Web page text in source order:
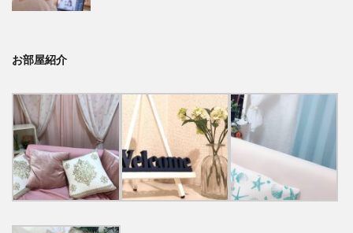
お部屋紹介